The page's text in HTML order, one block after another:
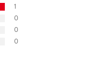
1
0
0
0